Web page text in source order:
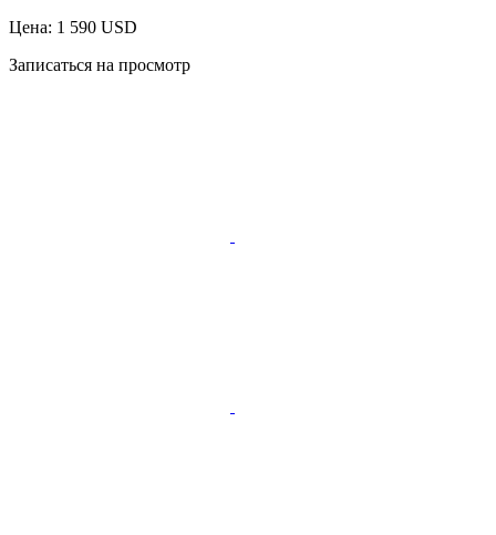
Цена: 1 590 USD
Записаться на просмотр